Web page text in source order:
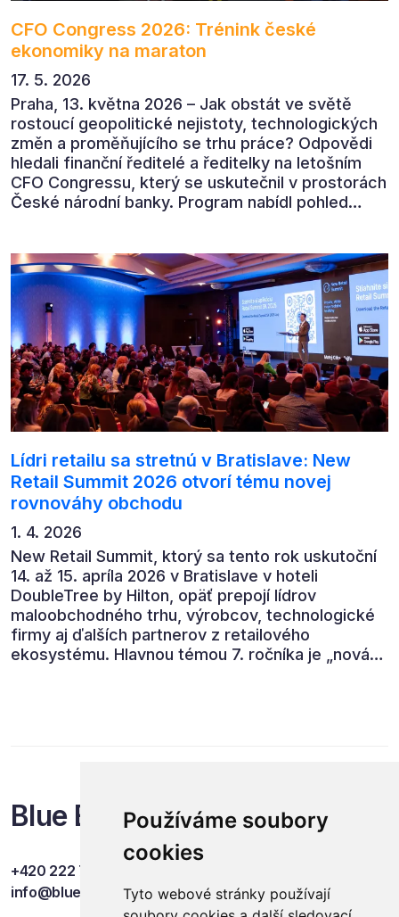
Používáme soubory
cookies
Tyto webové stránky používají
CFO Congress 2026: Trénink české
ekonomiky na maraton
17. 5. 2026
Praha, 13. května 2026 – Jak obstát ve světě
rostoucí geopolitické nejistoty, technologických
změn a proměňujícího se trhu práce? Odpovědi
hledali finanční ředitelé a ředitelky na letošním
CFO Congressu, který se uskutečnil v prostorách
České národní banky. Program nabídl pohled
automatizaci, leadership i budoucnost role CFO.
Lídri retailu sa stretnú v Bratislave: New
Retail Summit 2026 otvorí tému novej
rovnováhy obchodu
1. 4. 2026
New Retail Summit, ktorý sa tento rok uskutoční
14. až 15. apríla 2026 v Bratislave v hoteli
DoubleTree by Hilton, opäť prepojí lídrov
maloobchodného trhu, výrobcov, technologické
firmy aj ďalších partnerov z retailového
ekosystému. Hlavnou témou 7. ročníka je „nová
Blue Events
+420 222 749 841
info@blueevents.eu